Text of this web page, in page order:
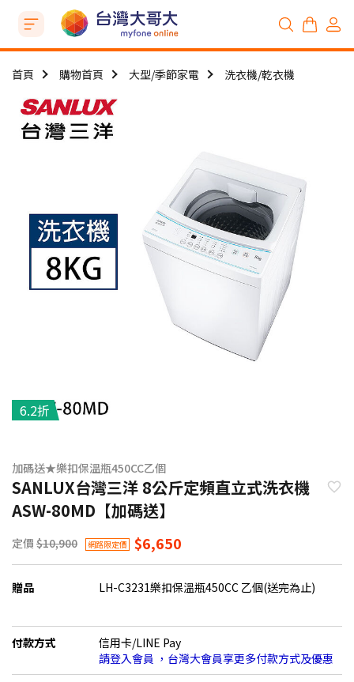
首頁 購物首頁 大型/季節家電 洗衣機/乾衣機
6.2折
加碼送★樂扣保溫瓶450CC乙個
SANLUX台灣三洋 8公斤定頻直立式洗衣機
ASW-80MD【加碼送】
定價 $10,900 網路限定價 $6,650
贈品 LH-C3231樂扣保溫瓶450CC 乙個(送完為止)
付款方式
信用卡/LINE Pay
請登入會員 ，台灣大會員享更多付款方式及優惠